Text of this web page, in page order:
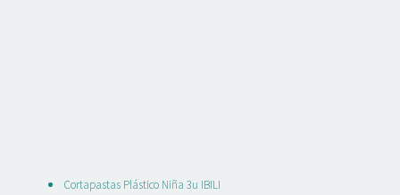
Cortapastas Plástico Niña 3u IBILI